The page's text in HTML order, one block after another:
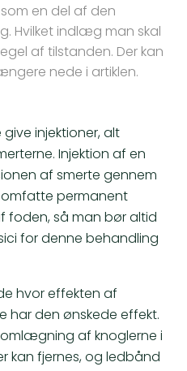
en del af den
Hvilket indlæg man skal
af tilstanden. Der kan
nede i artiklen.
injektioner, alt
Injektion af en
af smerte gennem
omfatte permanent
foden, så man bør altid
for denne behandling
hvor effekten af
har den ønskede effekt.
af knoglerne i
kan fjernes, og ledbånd